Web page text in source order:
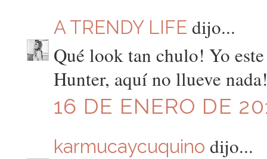
A TRENDY LIFE dijo...
Qué look tan chulo! Yo
Hunter, aquí no llueve
16 DE ENERO DE
karmucaycuquino dijo...